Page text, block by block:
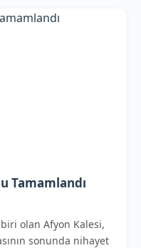
Tamamlandı
olan Afyon Kalesi,
sonunda nihayet